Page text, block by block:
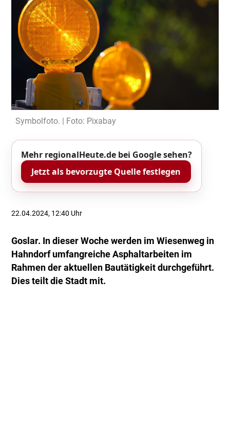
Symbolfoto. | Foto: Pixabay
Mehr regionalHeute.de bei Google sehen?
Jetzt als bevorzugte Quelle festlegen
22.04.2024, 12:40 Uhr
Goslar. In dieser Woche werden im Wiesenweg in
Hahndorf umfangreiche Asphaltarbeiten im
Rahmen der aktuellen Bautätigkeit durchgeführt.
Dies teilt die Stadt mit.